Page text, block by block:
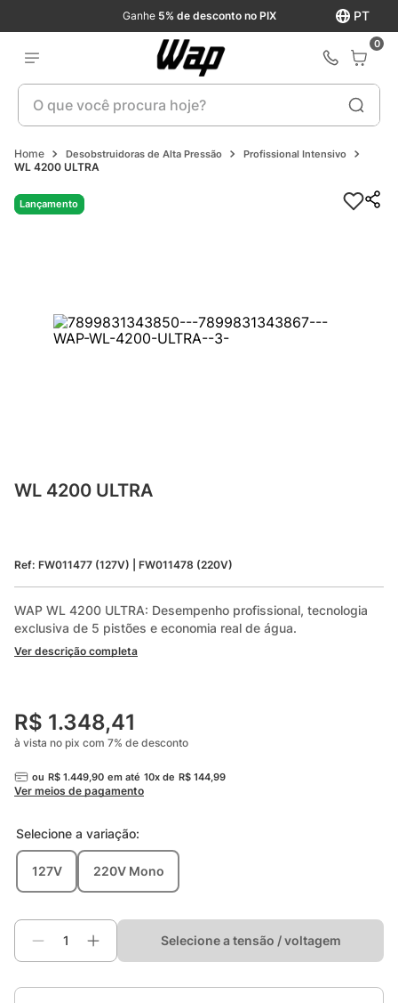
PT
Ganhe 5% de desconto no PIX
0
O que você procura hoje?
Desobstruidoras de Alta Pressão Profissional Intensivo
WL 4200 ULTRA
Lançamento
Lançamento
WL 4200 ULTRA
Ref: FW011477 (127V) | FW011478 (220V)
WAP WL 4200 ULTRA: Desempenho profissional, tecnologia
exclusiva de 5 pistões e economia real de água.
Ver descrição completa
R$ 1.348,41
à vista no pix com 7% de desconto
ou R$ 1.449 90 em até 10x de R$ 144 99
Ver meios de pagamento
Selecione a variação:
127V 220V Mono
Selecione a tensão / voltagem